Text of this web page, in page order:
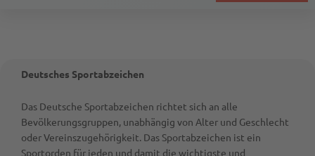
o
m
Deutsches Sportabzeichen
Das Deutsche Sportabzeichen richtet sich an alle
Bevölkerungsgruppen, unabhängig von Alter und Geschlecht
oder Vereinszugehörigkeit. Das Sportabzeichen ist ein
Sportorden für jeden und damit die wichtigste und